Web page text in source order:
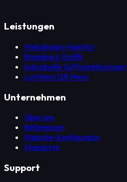
Leistungen
Webdesign-Agentur
Branding & Grafik
Individuelle Softwarelösungen
LynMenu QR Menü
Unternehmen
Über uns
Referenzen
Website-Konfigurator
Standorte
Support